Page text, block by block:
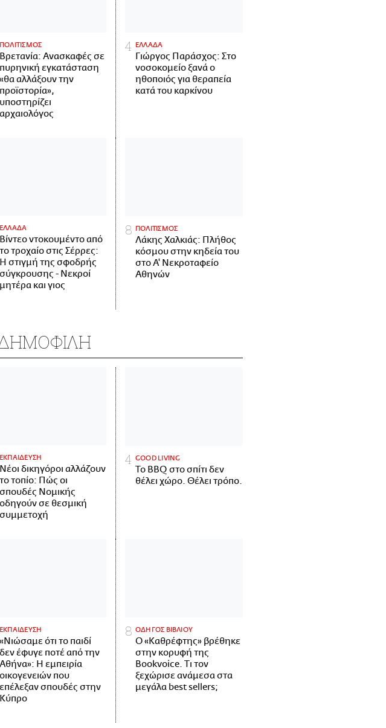
ΠΟΛΙΤΙΣΜΟΣ
Βρετανία: Ανασκαφές σε
πυρηνική εγκατάσταση
«θα αλλάξουν την
προϊστορία»,
υποστηρίζει
αρχαιολόγος
ΕΛΛΑΔΑ
Γιώργος Παράσχος: Στο
νοσοκομείο ξανά ο
ηθοποιός για θεραπεία
κατά του καρκίνου
ΕΛΛΑΔΑ
Βίντεο ντοκουμέντο από
το τροχαίο στις Σέρρες:
Η στιγμή της σφοδρής
σύγκρουσης - Νεκροί
μητέρα και γιος
ΠΟΛΙΤΙΣΜΟΣ
Λάκης Χαλκιάς: Πλήθος
κόσμου στην κηδεία του
στο Α' Νεκροταφείο
Αθηνών
ΕΚΠΑΙΔΕΥΣΗ
Νέοι δικηγόροι αλλάζουν
το τοπίο: Πώς οι
σπουδές Νομικής
οδηγούν σε θεσμική
συμμετοχή
GOOD LIVING
Το BBQ στο σπίτι δεν
θέλει χώρο. Θέλει τρόπο.
ΕΚΠΑΙΔΕΥΣΗ
«Νιώσαμε ότι το παιδί
δεν έφυγε ποτέ από την
Αθήνα»: Η εμπειρία
οικογενειών που
επέλεξαν σπουδές στην
Κύπρο
ΟΔΗΓΟΣ ΒΙΒΛΙΟΥ
Ο «Καθρέφτης» βρέθηκε
στην κορυφή της
Bookvoice. Τι τον
ξεχώρισε ανάμεσα στα
μεγάλα best sellers;